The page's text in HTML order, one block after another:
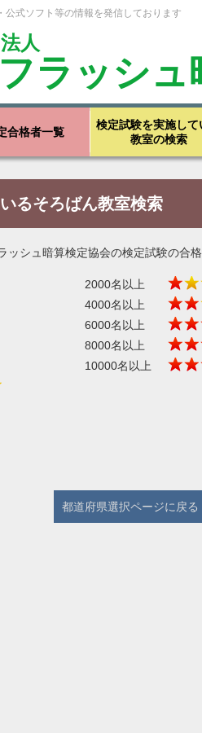
公式ソフト等の情報を発信しております
人
ラッシ
合格者一覧
検定試験を実施して
教室の検索
るそろばん教室検索
ッシュ暗算検定協会の検定試験の合
2000名以上
4000名以上
6000名以上
8000名以上
10000名以上
都道府県選択ページに戻る